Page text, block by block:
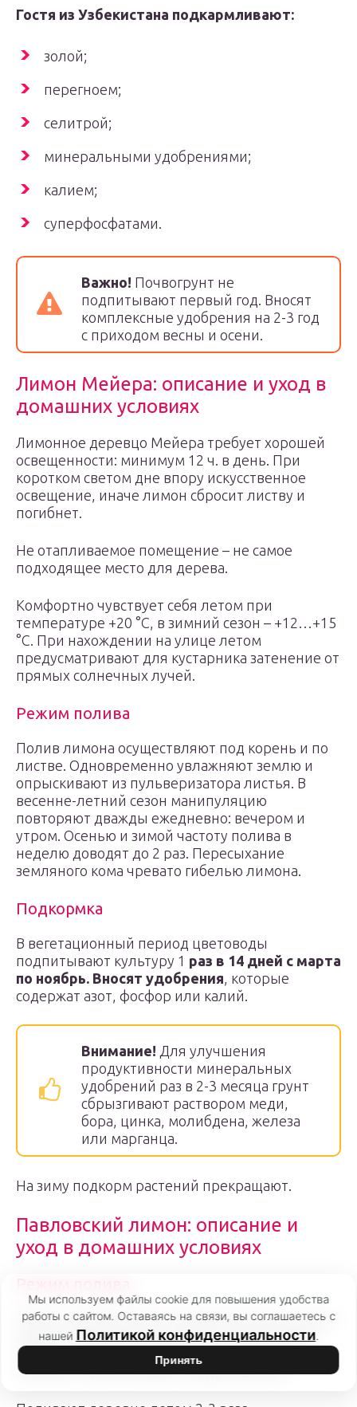
Гостя из Узбекистана подкармливают:
золой;
перегноем;
селитрой;
минеральными удобрениями;
калием;
суперфосфатами.
Важно! Почвогрунт не
подпитывают первый год. Вносят
комплексные удобрения на 2-3 год
с приходом весны и осени.
Лимон Мейера: описание и уход в
домашних условиях
Лимонное деревцо Мейера требует хорошей
освещенности: минимум 12 ч. в день. При
коротком светом дне впору искусственное
освещение, иначе лимон сбросит листву и
погибнет.
Не отапливаемое помещение – не самое
подходящее место для дерева.
Комфортно чувствует себя летом при
температуре +20 °C, в зимний сезон – +12…+15
°C. При нахождении на улице летом
предусматривают для кустарника затенение от
прямых солнечных лучей.
Режим полива
Полив лимона осуществляют под корень и по
листве. Одновременно увлажняют землю и
опрыскивают из пульверизатора листья. В
весенне-летний сезон манипуляцию
повторяют дважды ежедневно: вечером и
утром. Осенью и зимой частоту полива в
неделю доводят до 2 раз. Пересыхание
земляного кома чревато гибелью лимона.
Подкормка
В вегетационный период цветоводы
подпитывают культуру 1 раз в 14 дней с марта
по ноябрь. Вносят удобрения, которые
содержат азот, фосфор или калий.
Внимание! Для улучшения
продуктивности минеральных
удобрений раз в 2-3 месяца грунт
сбрызгивают раствором меди,
бора, цинка, молибдена, железа
или марганца.
На зиму подкорм растений прекращают.
Павловский лимон: описание и
уход в домашних условиях
Лимон чувствителен к увлажненности почвы в
горшке. Пересыхание грунта и переизбыток
влаги – причины замедления роста, сброса
листвы и приостановки плодоношения.
Мы используем файлы cookie для повышения удобства
работы с сайтом. Оставаясь на связи, вы соглашаетесь с
нашей Политикой конфиденциальности.
Принять